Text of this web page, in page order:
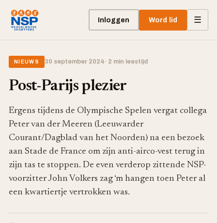
Inloggen Word lid ☰
NIEUWS 30 september 2024· 2 min leestijd
Post-Parijs plezier
Ergens tijdens de Olympische Spelen vergat collega
Peter van der Meeren (Leeuwarder
Courant/Dagblad van het Noorden) na een bezoek
aan Stade de France om zijn anti-airco-vest terug in
zijn tas te stoppen. De even verderop zittende NSP-
voorzitter John Volkers zag ‘m hangen toen Peter al
een kwartiertje vertrokken was.